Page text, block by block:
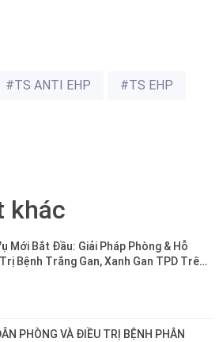
#TS ANTI EHP #TS EHP
khác
Mới Bắt Đầu: Giải Pháp Phòng & Hỗ
Bệnh Trắng Gan, Xanh Gan TPD Trên